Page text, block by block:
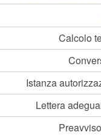
Calcolo
Istanza
Lettera